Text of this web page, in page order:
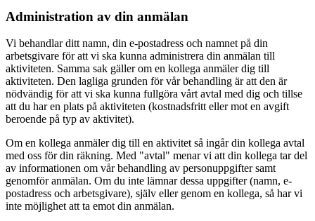
Administration av din anmälan
Vi behandlar ditt namn, din e-postadress och namnet på din
arbetsgivare för att vi ska kunna administrera din anmälan till
aktiviteten. Samma sak gäller om en kollega anmäler dig till
aktiviteten. Den lagliga grunden för vår behandling är att den är
nödvändig för att vi ska kunna fullgöra vårt avtal med dig och tillse
att du har en plats på aktiviteten (kostnadsfritt eller mot en avgift
beroende på typ av aktivitet).
Om en kollega anmäler dig till en aktivitet så ingår din kollega avtal
med oss för din räkning. Med "avtal" menar vi att din kollega tar del
av informationen om vår behandling av personuppgifter samt
genomför anmälan. Om du inte lämnar dessa uppgifter (namn, e-
postadress och arbetsgivare), själv eller genom en kollega, så har vi
inte möjlighet att ta emot din anmälan.